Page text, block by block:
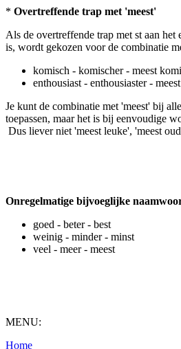
* Overtreffende trap met 'meest'
Als de overtreffende trap met st aan
is, wordt gekozen voor de combinatie
komisch - komischer - meest
enthousiast - enthousiaster -
Je kunt de combinatie met 'meest' bij
toepassen, maar het is bij eenvoudige
Dus liever niet 'meest leuke', 'meest
Onregelmatige bijvoeglijke
goed - beter - best
weinig - minder - minst
veel - meer - meest
MENU:
Home